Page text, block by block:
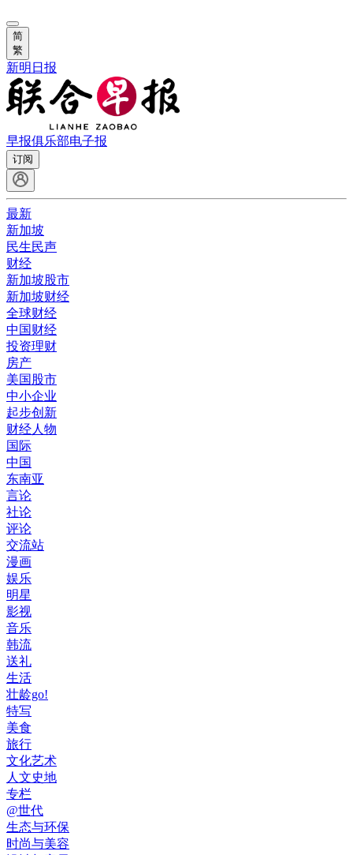
简
繁
新明日报
早报俱乐部电子报
订阅
最新
新加坡
民生民声
财经
新加坡股市
新加坡财经
全球财经
中国财经
投资理财
房产
美国股市
中小企业
起步创新
财经人物
国际
中国
东南亚
言论
社论
评论
交流站
漫画
娱乐
明星
影视
音乐
韩流
送礼
生活
壮龄go!
特写
美食
旅行
文化艺术
人文史地
专栏
@世代
生态与环保
时尚与美容